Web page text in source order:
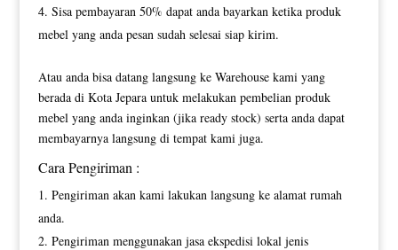
Sisa pembayaran 50% dapat anda bayarkan ketika produk
mebel yang anda pesan sudah selesai siap kirim.
Atau anda bisa datang langsung ke Warehouse kami yang
berada di Kota Jepara untuk melakukan pembelian produk
mebel yang anda inginkan (jika ready stock) serta anda dapat
membayarnya langsung di tempat kami juga.
Cara Pengiriman :
Pengiriman akan kami lakukan langsung ke alamat rumah
anda.
Pengiriman menggunakan jasa ekspedisi lokal jenis